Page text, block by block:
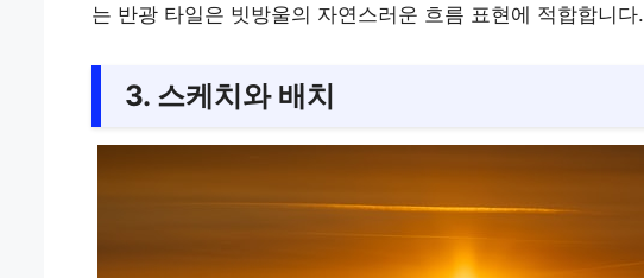
는 반광 타일은 빗방울의 자연스러운 흐름 표현에 적합합니다.
3. 스케치와 배치